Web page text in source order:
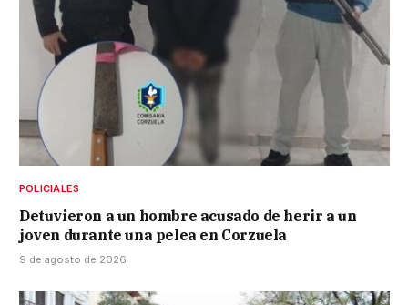
POLICIALES
Detuvieron a un hombre acusado de herir a un
joven durante una pelea en Corzuela
9 de agosto de 2026